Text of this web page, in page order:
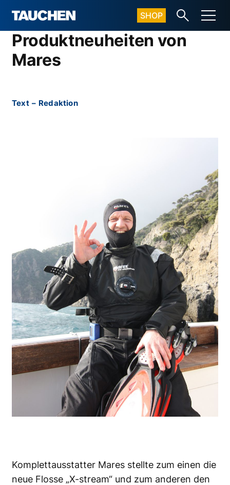
SHOP
Produktneuheiten von
Mares
Text – Redaktion
Komplettausstatter Mares stellte zum einen die
neue Flosse „X-stream“ und zum anderen den